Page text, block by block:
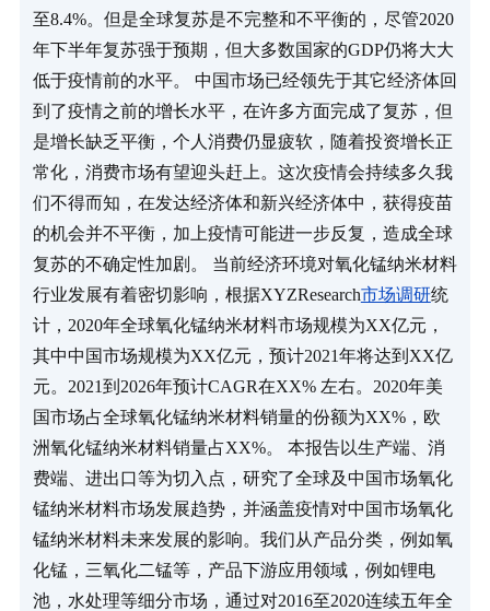
至8.4%。但是全球复苏是不完整和不平衡的，尽管2020
年下半年复苏强于预期，但大多数国家的GDP仍将大大
低于疫情前的水平。 中国市场已经领先于其它经济体回
到了疫情之前的增长水平，在许多方面完成了复苏，但
是增长缺乏平衡，个人消费仍显疲软，随着投资增长正
常化，消费市场有望迎头赶上。这次疫情会持续多久我
们不得而知，在发达经济体和新兴经济体中，获得疫苗
的机会并不平衡，加上疫情可能进一步反复，造成全球
复苏的不确定性加剧。 当前经济环境对氧化锰纳米材料
行业发展有着密切影响，根据XYZResearch市场调研统
计，2020年全球氧化锰纳米材料市场规模为XX亿元，
其中中国市场规模为XX亿元，预计2021年将达到XX亿
元。2021到2026年预计CAGR在XX% 左右。2020年美
国市场占全球氧化锰纳米材料销量的份额为XX%，欧
洲氧化锰纳米材料销量占XX%。 本报告以生产端、消
费端、进出口等为切入点，研究了全球及中国市场氧化
锰纳米材料市场发展趋势，并涵盖疫情对中国市场氧化
锰纳米材料未来发展的影响。我们从产品分类，例如氧
化锰，三氧化二锰等，产品下游应用领域，例如锂电
池，水处理等细分市场，通过对2016至2020连续五年全